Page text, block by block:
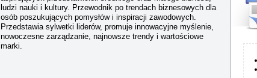
ludzi nauki i kultury. Przewodnik po trendach biznesowych dla
osób poszukujących pomysłów i inspiracji zawodowych.
Przedstawia sylwetki liderów, promuje innowacyjne myślenie,
nowoczesne zarządzanie, najnowsze trendy i wartościowe
marki.